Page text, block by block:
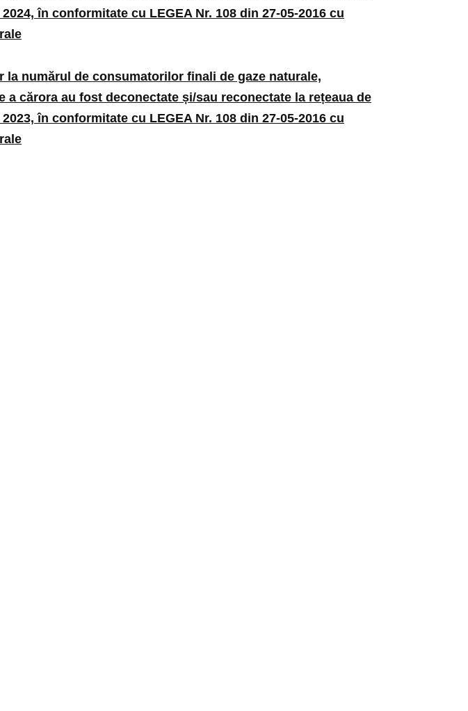
în conformitate cu LEGEA Nr. 108 din 27-05-2016 cu
la numărul de consumatorilor finali de gaze naturale,
a cărora au fost deconectate și/sau reconectate la rețeaua de
în conformitate cu LEGEA Nr. 108 din 27-05-2016 cu